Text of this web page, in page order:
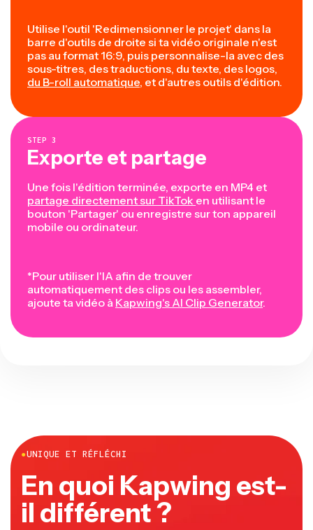
Utilise l'outil 'Redimensionner le projet' dans la
barre d'outils de droite si ta vidéo originale n'est
pas au format 16:9, puis personnalise-la avec des
sous-titres, des traductions, du texte, des logos,
du B-roll automatique, et d'autres outils d'édition.
STEP 3
Exporte et partage
Une fois l'édition terminée, exporte en MP4 et
partage directement sur TikTok en utilisant le
bouton 'Partager' ou enregistre sur ton appareil
mobile ou ordinateur.
*Pour utiliser l'IA afin de trouver
automatiquement des clips ou les assembler,
ajoute ta vidéo à Kapwing's AI Clip Generator.
●UNIQUE ET RÉFLÉCHI
En quoi Kapwing est-
il différent ?